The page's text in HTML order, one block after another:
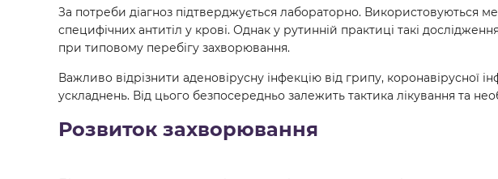
За потреби діагноз підтверджується лабораторно. Використовуються
специфічних антитіл у крові. Однак у рутинній практиці такі
при типовому перебігу захворювання.
Важливо відрізнити аденовірусну інфекцію від грипу, коронавірусної
ускладнень. Від цього безпосередньо залежить тактика лікування та
Розвиток захворювання